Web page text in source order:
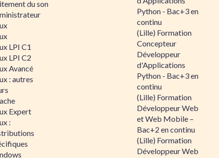
du son
LPI C1
LPI C2
Avancé
: autres
Expert
:
Python - Bac+3 en
continu
(Lille) Formation
Concepteur
Développeur
d'Applications
Python - Bac+3 en
continu
(Lille) Formation
Développeur Web
et Web Mobile –
Bac+2 en continu
(Lille) Formation
Développeur Web